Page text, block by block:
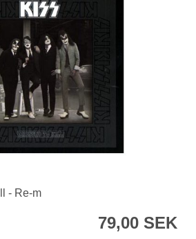
- Re-m
79,00 SEK